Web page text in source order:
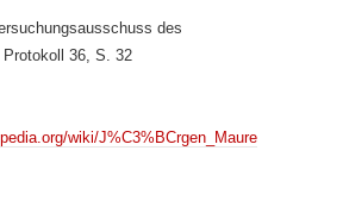
des
Protokoll 36, S. 32
wiki/J%C3%BCrgen_Maure